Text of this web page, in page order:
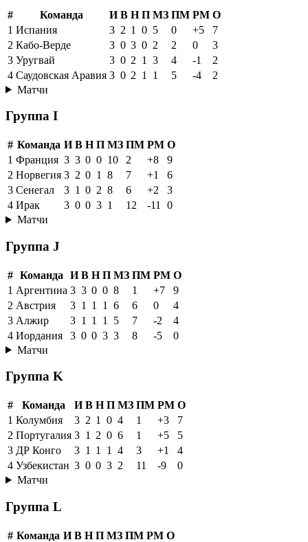
# Команда И В Н П МЗ ПМ РМ О
1 Испания 3 2 1 0 5 0 +5
7
2 Кабо-Верде 3 0 3 0 2 2 0
3
3 Уругвай 3 0 2 1 3 4 -1
2
4 Саудовская Аравия 3 0 2 1 1 5 -4
2
Матчи
Группа I
# Команда И В Н П МЗ ПМ РМ О
1 Франция 3 3 0 0 10 2 +8
9
2 Норвегия 3 2 0 1 8 7 +1
6
3 Сенегал 3 1 0 2 8 6 +2
3
4 Ирак 3 0 0 3 1 12 -11
0
Матчи
Группа J
# Команда И В Н П МЗ ПМ РМ О
1 Аргентина 3 3 0 0 8 1 +7
9
2 Австрия 3 1 1 1 6 6 0
4
3 Алжир 3 1 1 1 5 7 -2
4
4 Иордания 3 0 0 3 3 8 -5
0
Матчи
Группа K
# Команда И В Н П МЗ ПМ РМ О
1 Колумбия 3 2 1 0 4 1 +3
7
2 Португалия 3 1 2 0 6 1 +5
5
3 ДР Конго 3 1 1 1 4 3 +1
4
4 Узбекистан 3 0 0 3 2 11 -9
0
Матчи
Группа L
# Команда И В Н П МЗ ПМ РМ О